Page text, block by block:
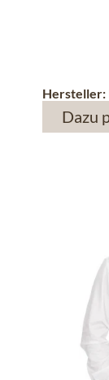
Hersteller:
Dazu